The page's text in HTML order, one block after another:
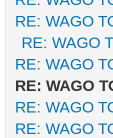
RE: WAGO
RE: WAGO
RE: WAGO
RE: WAGO
RE: WAGO
RE: WAGO